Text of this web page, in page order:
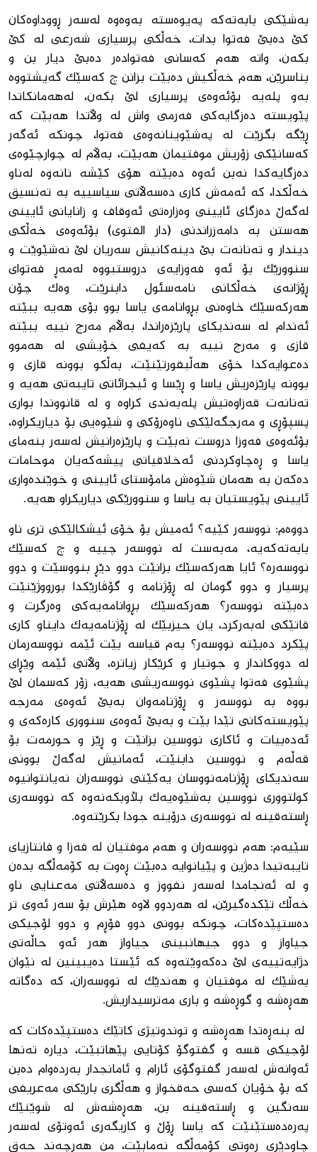
بەشێکی بابەتەکە پەیوەستە بەوەوە لەسەر ڕووداوەکان
کێ دەبێ فەتوا بدات، خەڵکی پرسیاری شەرعی لە کێ
بکەن، واتە هەم کەسانی فەتوادەر دەبێ دیار بن و
بناسرێن، هەم خەڵکیش دەبێت بزانن چ کەسێك گەیشتووە
بەو پلەیە بۆئەوەی پرسیاری لێ بکەن، لەهەمانکاتدا
پێویستە دەزگایەکی فەرمی واش لە وڵاتدا هەبێت کە
ڕێگە بگرێت لە پەشێوینانەوەی فەتوا، چونکە ئەگەر
کەسانێکی زۆریش موفتیمان هەبێت، بەڵام لە چوارچێوەی
دەزگایەکدا نەبن ئەوە دەبێتە هۆی کێشە نانەوە لەناو
خەڵکدا، کە ئەمەش کاری دەسەڵاتی سیاسییە بە تەنسیق
لەگەڵ دەزگای ئایینی وەزارەتی ئەوقاف و زانایانی ئایینی
هەستن بە دامەزراندنی (دار الفتوی) بۆئەوەی خەڵکی
دیندار و تەنانەت بێ دینەکانیش سەریان لێ نەشێوێت و
سنوورێک بۆ ئەو فەوزایه‌ی دروستبووە لەمەڕ فەتوای
ڕۆژانەی خەڵکانی نامەسئول دابنرێت، وەک چۆن
هەرکەسێک خاوەنی بڕوانامەی یاسا بوو بۆی هەیە ببێتە
ئەندام لە سەندیكای پارێزەراندا، بەڵام مەرج نییە ببێتە
قازی و مەرج نییە بە کەیفی خۆیشی لە هەموو
دەعوایەکدا خۆی هەڵبقورتێنێت، بەڵكو بوونە قازی و
بوونە پارێزەریش یاسا و ڕێسا و ئیجرائاتی تایبەتی هەیە و
تەنانەت قەزاوەتیش پلەبەندی کراوە و لە قانووندا بواری
پسپۆڕی و مه‌رجگەلێکی ناوەرۆکی و شێوەیی بۆ دیاریکراوە،
بۆئەوەی فه‌وزا دروست نەبێت و پارێزەرانیش لەسەر بنەمای
یاسا و ڕەچاوکردنی ئەخلاقیاتی پیشەکەیان موحامات
دەکەن بە هەمان شێوەش مامۆستای ئایینی و خوێندەواری
ئایینی پێویستیان بە یاسا و سنوورێکی دیاریکراو هەیە.
دووەم: نووسەر کێیە؟ ئەمیش بۆ خۆی ئیشکالێکی تری ناو
بابەتەکەیە، مەبەست لە نووسەر چییە و چ کەسێک
نووسەرە؟ ئایا هەرکەسێک بزانێت دوو دێڕ بنووسێت و دوو
پرسیار و دوو گومان لە ڕۆژنامە و گۆڤارێکدا بورووژێنێت
دەبێتە نووسەر؟ هەرکەسێک بڕوانامەیەکی وەرگرت و
قاتێکی لەبەرکرد، یان حیزبێک لە ڕۆژنامەیەک دایناو کاری
پێکرد دەبێتە نووسەر؟ بەم قیاسە بێت ئێمە نووسەرمان
لە دووکاندار و جوتیار و کرێکار زیاترە، وڵاتی ئێمە وێڕای
پشێوی فەتوا پشێوی نووسەریشی هەیە، زۆر کەسمان لێ
بووە بە نووسەر و ڕۆژنامەوان بەبێ ئەوەی مەرجە
پێویستەکانی تێدا بێت و بەبێ ئەوەی سنووری کارەکەی و
ئەدەبیات و ئاکاری نووسین بزانێت و ڕێز و حورمەت بۆ
قەڵەم و نووسین دابنێت، ئەمانیش لەگەڵ بوونی
سەندیكای ڕۆژنامەنووسان یه‌كێتی نووسەران نەیانتوانیوە
کولتووری نووسین بەشێوەیەک بڵاوبکەنەوە کە نووسەری
ڕاستەقینە لە نووسەری درۆینە جودا بکرێتەوە.
سێیەم: هەم نووسەران و هەم موفتیان لە فەزا و فانتازیای
تایبەتیدا دەژین و پێیانوایە دەبێت ڕەوت بە کۆمەڵگە بدەن
و لە ئەنجامدا لەسەر نفووز و دەسەڵاتی مەعنایی ناو
خەڵک تێکدەگیرێن، لە هەردوو لاوە هێرش بۆ سەر ئەوی تر
دەستپێدەکات، چونکە بوونی دوو فۆڕم و دوو لۆجیکی
جیاواز و دوو جیهانبینی جیاواز هەر ئەو حاڵەتی
دژایەتییه‌ی لێ دەکەوێتەوە کە ئێستا دەیبینین لە نێوان
بەشێک لە موفتیان و هەندێک لە نووسەران، کە دەگاتە
هەڕەشە و گوڕەشە و باری مەترسیداریش.
لە بنەڕەتدا هەڕەشە و توندوتیژی کاتێک دەستپێدەکات کە
لۆجیکی قسە و گفتوگۆ کۆتایی پێهاتبێت، دیارە تەنها
ئەوانەش لەسەر گفتوگۆی ئارام و ئامانجدار بەردەوام دەبن
کە بۆ خۆیان کەسی حەقخواز و هەڵگری بارێکی مەعریفی
سەنگین و ڕاستەقینه‌ بن، هەڕەشەش لە شوێنێک
پەرەدەستێنێت کە یاسا ڕۆڵ و کاریگەری ئەوتۆی لەسەر
چاودێری ڕەوتی کۆمەڵگە نەمابێت، من هەرچەند حەق